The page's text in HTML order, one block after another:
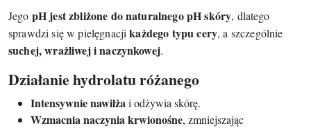
Jego pH jest zbliżone do naturalnego pH skóry, dlatego
sprawdzi się w pielęgnacjikażdego typu cery, a szczególnie
suchej, wrażliwej i naczynkowej.
Działanie hydrolatu różanego
Intensywnie nawilżai odżywia skórę.
Wzmacnia naczynia krwionośne, zmniejszając